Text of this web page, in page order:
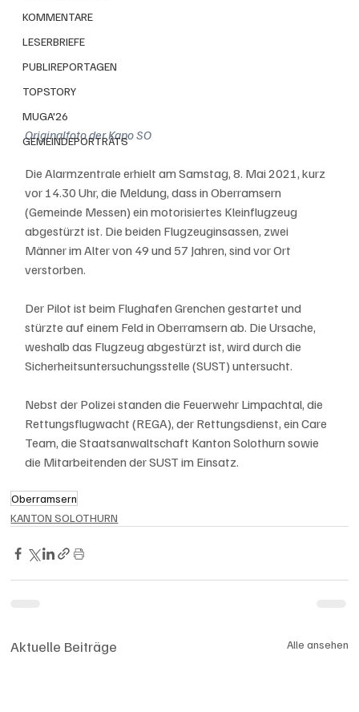
KOMMENTARE
LESERBRIEFE
PUBLIREPORTAGEN
TOPSTORY
MUGA'26
GEMEINDEPORTRÄTS
Originalfoto der Kapo SO
Die Alarmzentrale erhielt am Samstag, 8. Mai 2021, kurz
vor 14.30 Uhr, die Meldung, dass in Oberramsern
(Gemeinde Messen) ein motorisiertes Kleinflugzeug
abgestürzt ist. Die beiden Flugzeuginsassen, zwei
Männer im Alter von 49 und 57 Jahren, sind vor Ort
verstorben.
Der Pilot ist beim Flughafen Grenchen gestartet und
stürzte auf einem Feld in Oberramsern ab. Die Ursache,
weshalb das Flugzeug abgestürzt ist, wird durch die
Sicherheitsuntersuchungsstelle (SUST) untersucht.
Nebst der Polizei standen die Feuerwehr Limpachtal, die
Rettungsflugwacht (REGA), der Rettungsdienst, ein Care
Team, die Staatsanwaltschaft Kanton Solothurn sowie
die Mitarbeitenden der SUST im Einsatz.
Oberramsern
KANTON SOLOTHURN
Aktuelle Beiträge Alle ansehen